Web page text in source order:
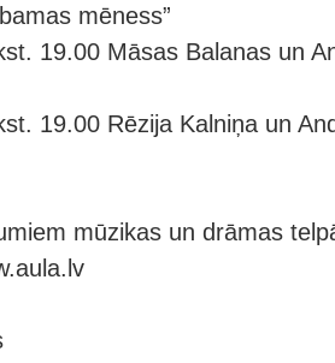
mēness”
19.00 Māsas Balanas un
19.00 Rēzija Kalniņa un
mūzikas un drāmas